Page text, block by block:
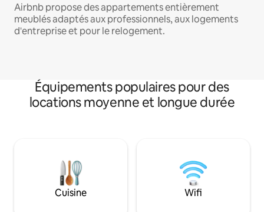
Airbnb propose des appartements entièrement
meublés adaptés aux professionnels, aux logements
d'entreprise et pour le relogement.
Équipements populaires pour des
locations moyenne et longue durée
Cuisine Wifi